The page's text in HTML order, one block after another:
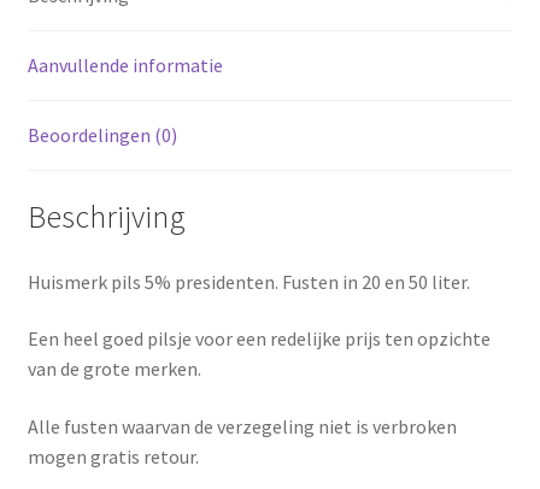
Aanvullende informatie
Beoordelingen (0)
Beschrijving
Huismerk pils 5% presidenten. Fusten in 20 en 50 liter.
Een heel goed pilsje voor een redelijke prijs ten opzichte
van de grote merken.
Alle fusten waarvan de verzegeling niet is verbroken
mogen gratis retour.